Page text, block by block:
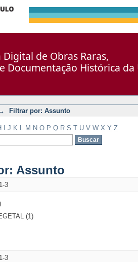
de Obras Raras,
Documentação Histórica da
Filtrar por: Assunto
J K M N O P Q R S T U V W X Y Z
Assunto
3
(1)
3